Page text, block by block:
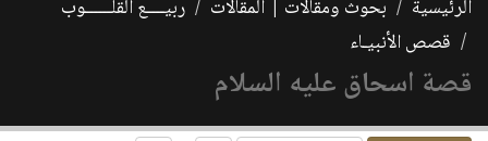
الرئيسية بحوث ومقالات | المقالات
ربيــــع القلــــــوب
قصص الأنبيـاء
قصة اسحاق عليه السلام